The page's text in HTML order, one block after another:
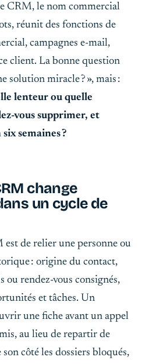
CRM, le nom commercial
réunit des fonctions de
campagnes e-mail,
client. La bonne question
solution miracle ? », mais :
lenteur ou quelle
vous supprimer, et
semaines ?
change
un cycle de
de relier une personne ou
: origine du contact,
ou rendez-vous consignés,
et tâches. Un
une fiche avant un appel
au lieu de repartir de
côté les dossiers bloqués,